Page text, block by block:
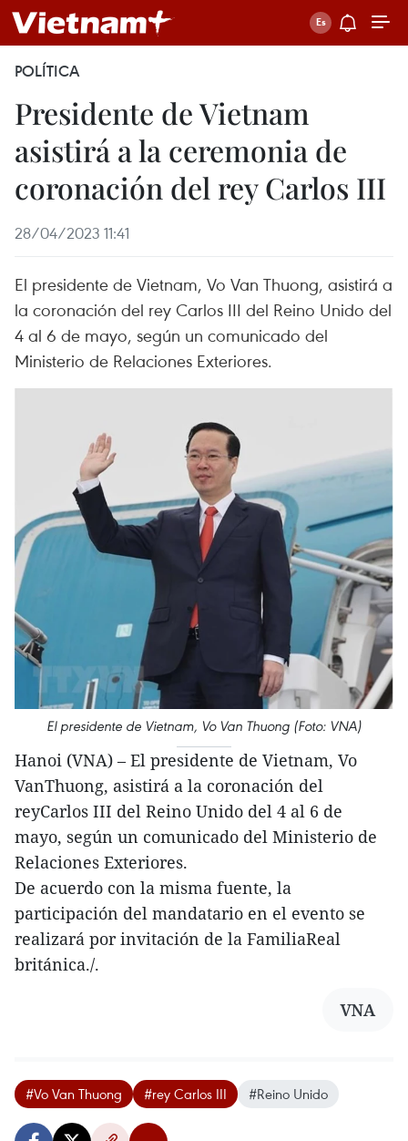
POLÍTICA
Presidente de Vietnam
asistirá a la ceremonia de
coronación del rey Carlos III
28/04/2023 11:41
El presidente de Vietnam, Vo Van Thuong, asistirá a
la coronación del rey Carlos III del Reino Unido del
4 al 6 de mayo, según un comunicado del
Ministerio de Relaciones Exteriores.
El presidente de Vietnam, Vo Van Thuong (Foto: VNA)
Hanoi (VNA) – El presidente de Vietnam, Vo
VanThuong, asistirá a la coronación del
reyCarlos III del Reino Unido del 4 al 6 de
mayo, según un comunicado del Ministerio de
Relaciones Exteriores.
De acuerdo con la misma fuente, la
participación del mandatario en el evento se
realizará por invitación de la FamiliaReal
británica./.
VNA
#Vo Van Thuong #rey Carlos III #Reino Unido